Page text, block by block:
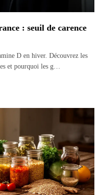
: seuil de carence
D en hiver. Découvrez les
et pourquoi les g…